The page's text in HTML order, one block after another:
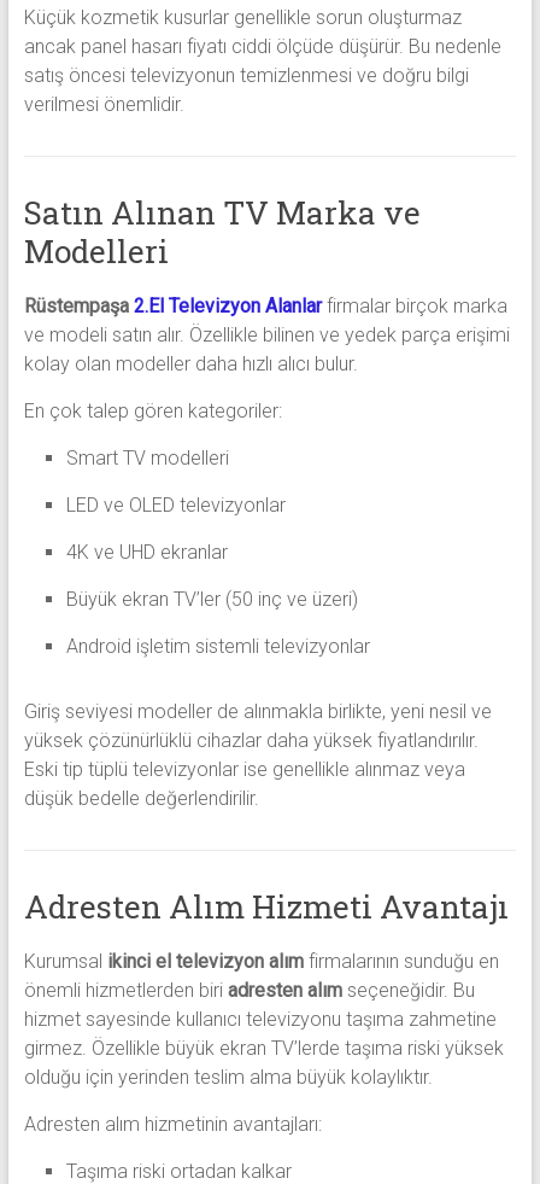
Küçük kozmetik kusurlar genellikle sorun oluşturmaz
ancak panel hasarı fiyatı ciddi ölçüde düşürür. Bu nedenle
satış öncesi televizyonun temizlenmesi ve doğru bilgi
verilmesi önemlidir.
Satın Alınan TV Marka ve
Modelleri
Rüstempaşa 2.El Televizyon Alanlarfirmalar birçok marka
ve modeli satın alır. Özellikle bilinen ve yedek parça erişimi
kolay olan modeller daha hızlı alıcı bulur.
En çok talep gören kategoriler:
Smart TV modelleri
LED ve OLED televizyonlar
4K ve UHD ekranlar
Büyük ekran TV’ler (50 inç ve üzeri)
Android işletim sistemli televizyonlar
Giriş seviyesi modeller de alınmakla birlikte, yeni nesil ve
yüksek çözünürlüklü cihazlar daha yüksek fiyatlandırılır.
Eski tip tüplü televizyonlar ise genellikle alınmaz veya
düşük bedelle değerlendirilir.
Adresten Alım Hizmeti Avantajı
Kurumsal ikinci el televizyon alımfirmalarının sunduğu en
önemli hizmetlerden biri adresten alımseçeneğidir. Bu
hizmet sayesinde kullanıcı televizyonu taşıma zahmetine
girmez. Özellikle büyük ekran TV’lerde taşıma riski yüksek
olduğu için yerinden teslim alma büyük kolaylıktır.
Adresten alım hizmetinin avantajları:
Taşıma riski ortadan kalkar